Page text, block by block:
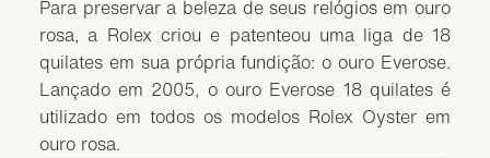
Para preservar a beleza de seus relógios em ouro
rosa, a Rolex criou e patenteou uma liga de 18
quilates em sua própria fundição: o ouro Everose.
Lançado em 2005, o ouro Everose 18 quilates é
utilizado em todos os modelos Rolex Oyster em
ouro rosa.